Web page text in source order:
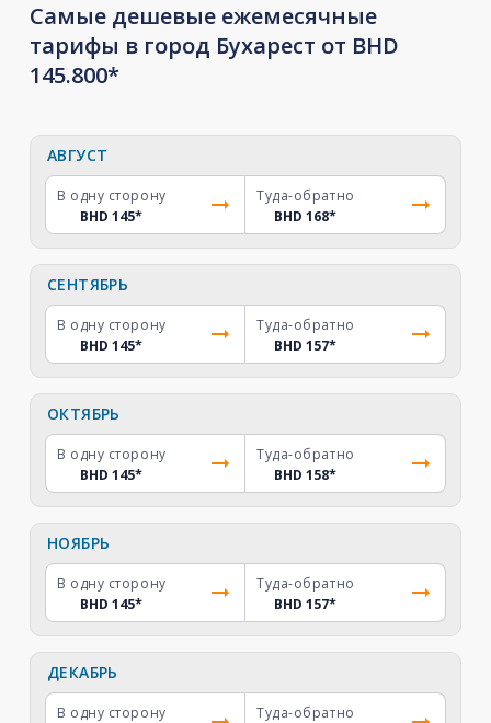
Самые дешевые ежемесячные
тарифы в город Бухарест от BHD
145.800*
АВГУСТ
В одну сторону
BHD 145*
Туда-обратно
BHD 168*
СЕНТЯБРЬ
В одну сторону
BHD 145*
Туда-обратно
BHD 157*
ОКТЯБРЬ
В одну сторону
BHD 145*
Туда-обратно
BHD 158*
НОЯБРЬ
В одну сторону
BHD 145*
Туда-обратно
BHD 157*
ДЕКАБРЬ
В одну сторону
Туда-обратно